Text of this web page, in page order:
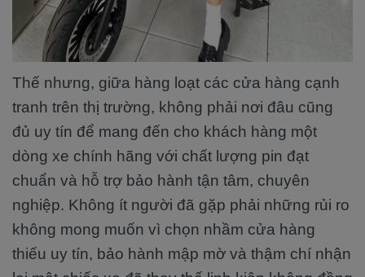
Thế nhưng, giữa hàng loạt các cửa hàng cạnh
tranh trên thị trường, không phải nơi đâu cũng
đủ uy tín để mang đến cho khách hàng một
dòng xe chính hãng với chất lượng pin đạt
chuẩn và hỗ trợ bảo hành tận tâm, chuyên
nghiệp. Không ít người đã gặp phải những rủi ro
không mong muốn vì chọn nhầm cửa hàng
thiếu uy tín, bảo hành mập mờ và thậm chí nhận